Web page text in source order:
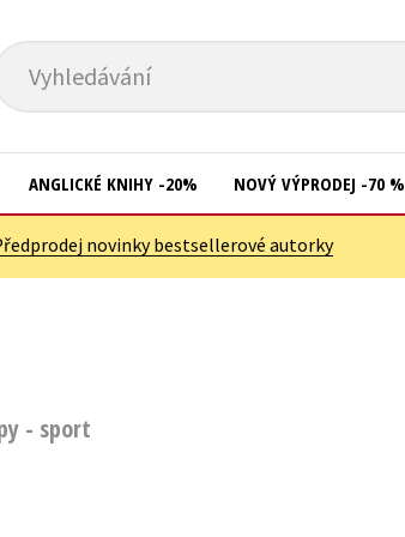
Vyhledávání
ANGLICKÉ KNIHY -20% NOVÝ VÝPRODEJ -70 %
novinky bestsellerové autorky
- sport